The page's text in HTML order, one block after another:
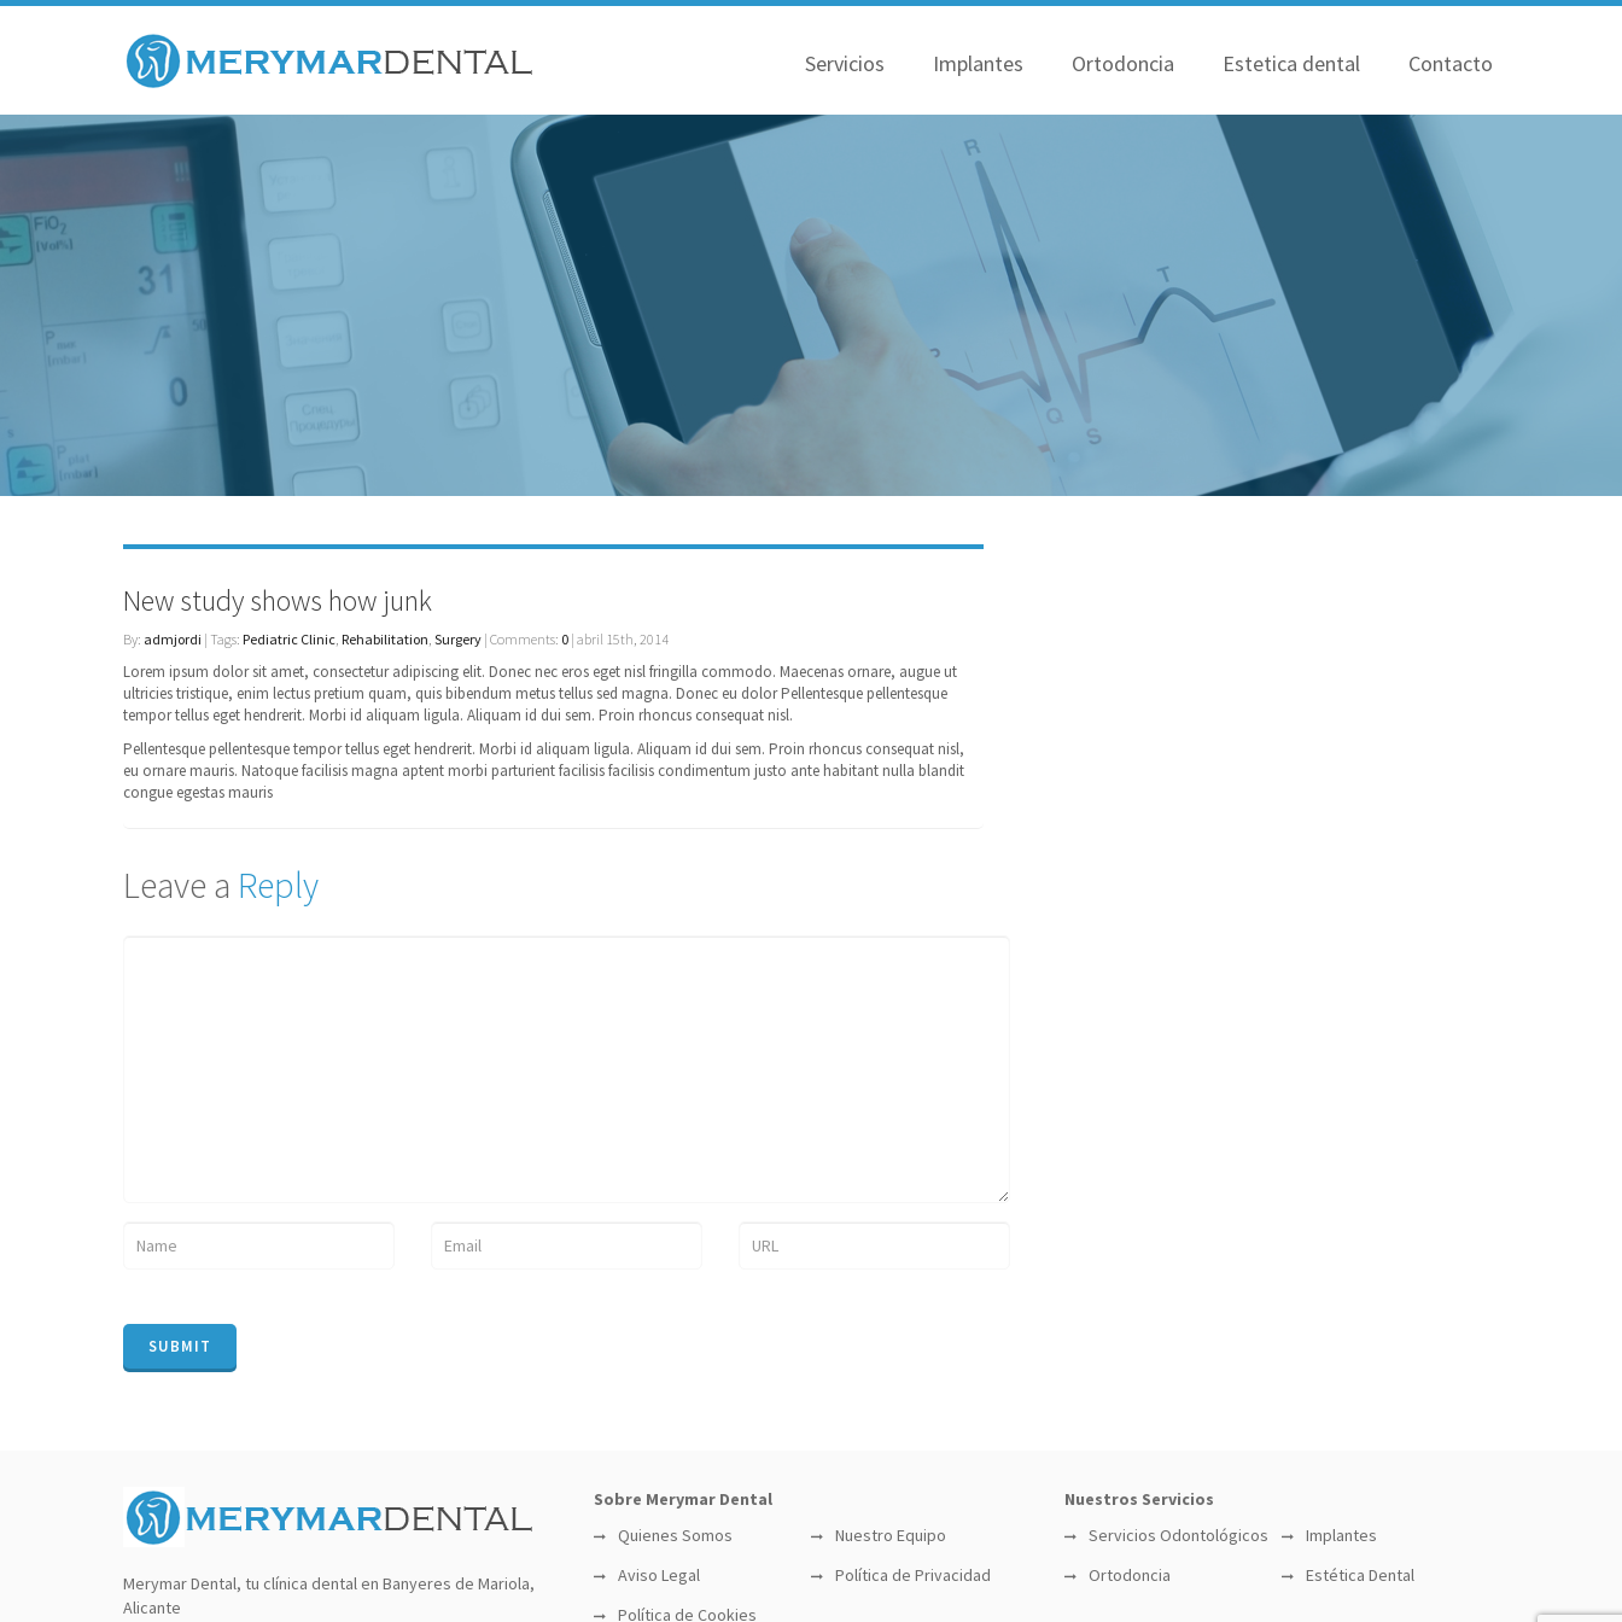
Servicios Implantes Ortodoncia Estetica dental Contacto
New study shows how junk
By: admjordi | Tags: Pediatric Clinic, Rehabilitation, Surgery | Comments: 0 | abril 15th, 2014
Lorem ipsum dolor sit amet, consectetur adipiscing elit. Donec nec eros eget nisl fringilla commodo. Maecenas ornare, augue ut
ultricies tristique, enim lectus pretium quam, quis bibendum metus tellus sed magna. Donec eu dolor Pellentesque pellentesque
tempor tellus eget hendrerit. Morbi id aliquam ligula. Aliquam id dui sem. Proin rhoncus consequat nisl.
Pellentesque pellentesque tempor tellus eget hendrerit. Morbi id aliquam ligula. Aliquam id dui sem. Proin rhoncus consequat nisl,
eu ornare mauris. Natoque facilisis magna aptent morbi parturient facilisis facilisis condimentum justo ante habitant nulla blandit
congue egestas mauris
Leave a Reply
Merymar Dental, tu clínica dental en Banyeres de Mariola,
Alicante
Sobre Merymar Dental
Quienes Somos
Nuestro Equipo
Aviso Legal
Política de Privacidad
Política de Cookies
Nuestros Servicios
Servicios Odontológicos
Implantes
Ortodoncia
Estética Dental